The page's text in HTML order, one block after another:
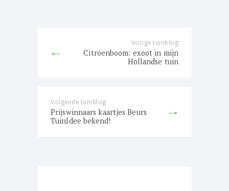
Vorige tuinblog
Citroenboom: exoot in mijn
Hollandse tuin
Volgende tuinblog
post:
Prijswinnaars kaartjes Beurs
TuinIdee bekend!